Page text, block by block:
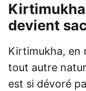
devient
Kirtimukha, en
tout autre
est si dévoré